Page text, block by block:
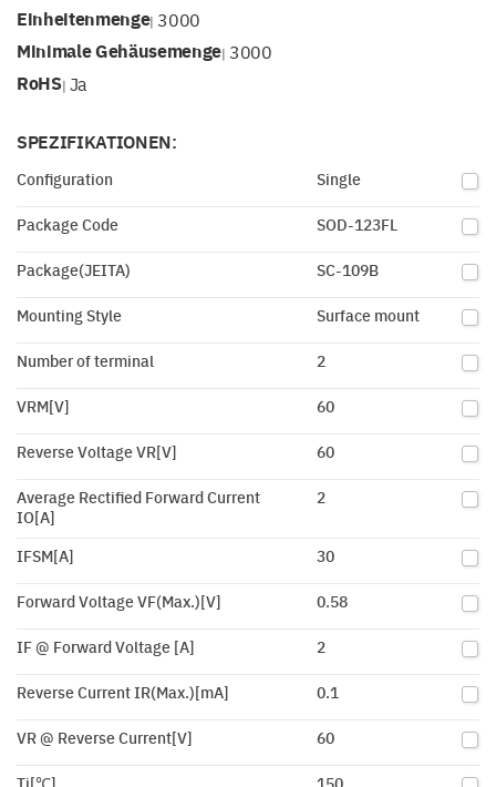
Einheitenmenge| 3000
Minimale Gehäusemenge| 3000
RoHS| Ja
SPEZIFIKATIONEN:
Configuration Single
Package Code SOD-123FL
Package(JEITA) SC-109B
Mounting Style Surface mount
Number of terminal 2
VRM[V] 60
Reverse Voltage VR[V] 60
Average Rectified Forward Current
IO[A]
2
IFSM[A] 30
Forward Voltage VF(Max.)[V] 0.58
IF @ Forward Voltage [A] 2
Reverse Current IR(Max.)[mA] 0.1
VR @ Reverse Current[V] 60
Tj[℃] 150